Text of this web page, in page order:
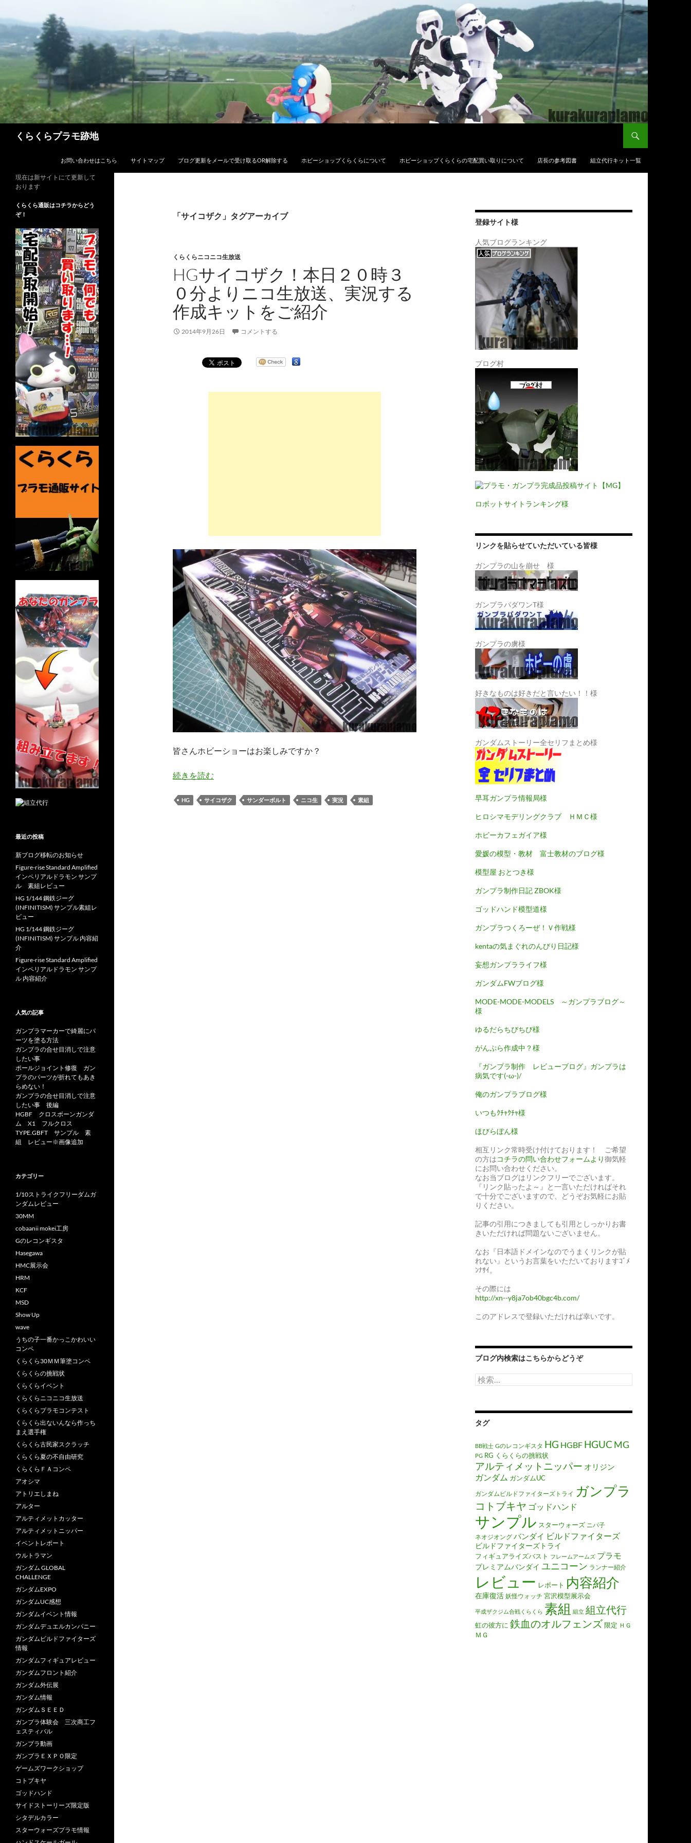
ン
テ
ツ
キ
ッ
プ
くらくらプラモ跡地
お問い合わせはこちら サイトマップ ブログ更新をメールで受け取るOR解除する ホビーショップくらくらについて ホビーショップくらくらの宅配買い取りについて 店長の参考図書 組立代行キット一覧
「サイコザク」タグアーカイブ
くらくらニコニコ生放送
HGサイコザク！本日２０時３
０分よりニコ生放送、実況する
作成キットをご紹介
2014年9月26日 コメントする
皆さんホビーショーはお楽しみですか？
続きを読む
HG サイコザク サンダーボルト ニコ生 実況 素組
登録サイト様
人気ブログランキング
ブログ村
ロボットサイトランキング様
リンクを貼らせていただいている皆様
ガンプラの山を崩せ 様
ガンプラパダワンT様
ガンプラの虜様
好きなものは好きだと言いたい！！様
ガンダムストーリー全セリフまとめ様
早耳ガンプラ情報局様
ヒロシマモデリングクラブ ＨＭＣ様
ホビーカフェガイア様
愛媛の模型・教材 富士教材のブログ様
模型屋 おとつき様
ガンプラ制作日記 ZBOK様
ゴッドハンド模型道様
ガンプラつくろーぜ！Ｖ作戦様
kentaの気まぐれのんびり日記様
妄想ガンプラライフ様
ガンダムFWブログ様
MODE-MODE-MODELS ～ガンプラブログ～
様
ゆるだらちびちび様
がんぷら作成中？様
『ガンプラ制作 レビューブログ』ガンプラは
病気です(-ω-)/
俺のガンプラブログ様
いつもｸﾁｬｸﾁｬ様
ほびらぼん様
相互リンク常時受け付けております！ ご希望
の方はコチラの問い合わせフォームより御気軽
にお問い合わせください。
なお当ブログはリンクフリーでございます。
『リンク貼ったよ～』と一言いただければそれ
で十分でございますので、どうぞお気軽にお貼
りください。
記事の引用につきましても引用としっかりお書
きいただければ問題ないございません。
なお『日本語ドメインなのでうまくリンクが貼
れない』というお言葉をいただいておりますｺﾞﾒ
ﾝﾅｻｲ。
その際には
http://xn--y8ja7ob40bgc4b.com/
このアドレスで登録いただければ幸いです。
ブログ内検索はこちらからどうぞ
検
索:
タグ
BB戦士 Gのレコンギスタ HG HGBF HGUC MG
PG RG くらくらの挑戦状
アルティメットニッパー オリジン
ガンダム ガンダムUC
ガンダムビルドファイターズトライ ガンプラ
コトブキヤ ゴッドハンド
サンプル スターウォーズ ニパ子
ネオジオング バンダイ ビルドファイターズ
ビルドファイターズトライ
フィギュアライズバスト フレームアームズ プラモ
プレミアムバンダイ ユニコーン ランナー紹介
レビュー レポート 内容紹介
在庫復活 妖怪ウォッチ 宮沢模型展示会
平成ザクジム合戦くらくら 素組 組立 組立代行
虹の彼方に 鉄血のオルフェンズ限定 ＨＧ
ＭＧ
現在は新サイトにて更新して
おります
くらくら通販はコチラからどう
ぞ！
最近の投稿
新ブログ移転のお知らせ
Figure-rise Standard Amplified
インペリアルドラモン サンプ
ル 素組レビュー
HG 1/144 鋼鉄ジーグ
(INFINITISM) サンプル素組レ
ビュー
HG 1/144 鋼鉄ジーグ
(INFINITISM) サンプル 内容紹
介
Figure-rise Standard Amplified
インペリアルドラモン サンプ
ル 内容紹介
人気の記事
ガンプラマーカーで綺麗にパ
ーツを塗る方法
ガンプラの合せ目消しで注意
したい事
ポールジョイント修復 ガン
プラのパーツが折れてもあき
らめない！
ガンプラの合せ目消しで注意
したい事 後編
HGBF クロスボーンガンダ
ム X1 フルクロス
TYPE.GBFT サンプル 素
組 レビュー※画像追加
カテゴリー
1/10ストライクフリーダムガ
ンダムレビュー
30MM
cobaanii mokei工房
Gのレコンギスタ
Hasegawa
HMC展示会
HRM
KCF
MSD
Show Up
wave
うちの子一番かっこかわいい
コンペ
くらくら30ＭＭ筆塗コンペ
くらくらの挑戦状
くらくらイベント
くらくらニコニコ生放送
くらくらプラモコンテスト
くらくら出ないんなら作っち
まえ選手権
くらくら古民家スクラッチ
くらくら夏の不自由研究
くらくらＦＡコンペ
アオシマ
アトリエしまね
アルター
アルティメットカッター
アルティメットニッパー
イベントレポート
ウルトラマン
ガンダム GLOBAL
CHALLENGE
ガンダムEXPO
ガンダムUC感想
ガンダムイベント情報
ガンダムデュエルカンパニー
ガンダムビルドファイターズ
情報
ガンダムフィギュアレビュー
ガンダムフロント紹介
ガンダム外伝展
ガンダム情報
ガンダムＳＥＥＤ
ガンプラ体験会 三次商工フ
ェスティバル
ガンプラ動画
ガンプラＥＸＰＯ限定
ゲームズワークショップ
コトブキヤ
ゴッドハンド
サイドストーリーズ限定版
シタデルカラー
スターウォーズプラモ情報